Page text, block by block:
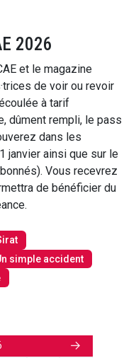
2026
et le magazine
de voir ou revoir
à tarif
dûment rempli, le pass
dans les
janvier ainsi que sur le
Vous recevrez
de bénéficier du
simple accident
→